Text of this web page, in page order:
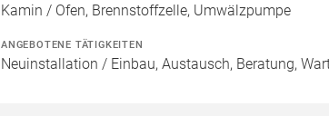
Kamin / Ofen, Brennstoffzelle, Umwälzpumpe
ANGEBOTENE TÄTIGKEITEN
Neuinstallation / Einbau, Austausch, Beratung,